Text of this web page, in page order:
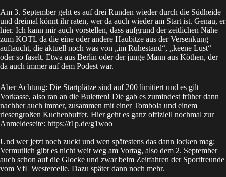
Am 3. September geht es auf drei Runden wieder durch die Südheide
und dreimal könnt ihr raten, wer da auch wieder am Start ist. Genau, er
hier. Ich kann mir auch vorstellen, dass aufgrund der zeitlichen Nähe
zum KOTL da die eine oder andere Haubitze aus der Versenkung
auftaucht, die aktuell noch was von „im Ruhestand“, „keene Lust“
oder so faselt. Etwa aus Berlin oder derjunge Mann aus Köthen, der
da auch immer auf dem Podest war.
Aber Achtung: Die Startplätze sind auf 200 limitiert und es gilt
Vorkasse, also ran an die Buletten! Die gab es zumindest früher dann
nachher auch immer, zusammen mit einer Tombola und einem
riesengroßen Kuchenbuffet. Hier geht es ganz offiziell nochmal zur
Anmeldeseite: https://t1p.de/g1woo
Und wer jetzt noch zuckt und wen spätestens das dann locken mag:
Vermutlich gibt es nicht weit weg am Vortag, also dem 2. September
auch schon auf die Glocke und zwar beim Zeitfahren der Sportfreunde
vom VfL Westercelle. Dazu später dann noch mehr.